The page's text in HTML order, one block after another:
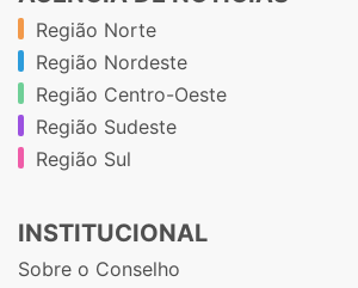
Região Norte
Região Nordeste
Região Centro-Oeste
Região Sudeste
Região Sul
INSTITUCIONAL
Sobre o Conselho